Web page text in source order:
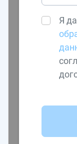
Я